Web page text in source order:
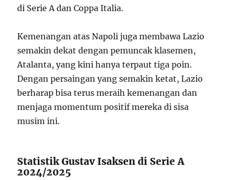
di Serie A dan Coppa Italia.
Kemenangan atas Napoli juga membawa Lazio
semakin dekat dengan pemuncak klasemen,
Atalanta, yang kini hanya terpaut tiga poin.
Dengan persaingan yang semakin ketat, Lazio
berharap bisa terus meraih kemenangan dan
menjaga momentum positif mereka di sisa
musim ini.
Statistik Gustav Isaksen di Serie A
2024/2025